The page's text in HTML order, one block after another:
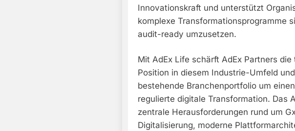
Innovationskraft und unterstützt
komplexe Transformationsprogramme
audit-ready umzusetzen.
Mit AdEx Life schärft AdEx Partners
Position in diesem Industrie-Umfeld
bestehende Branchenportfolio um
regulierte digitale Transformation. Das
zentrale Herausforderungen rund um
Digitalisierung, moderne